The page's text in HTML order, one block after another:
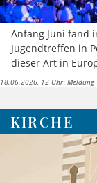
Anfang Juni fand
Jugendtreffen in
dieser Art in
18.06.2026, 12 Uhr Meldung
KIRCHE